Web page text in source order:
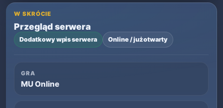
W SKRÓCIE
Przegląd serwera
Dodatkowy wpis serwera Online / już otwarty
GRA
MU Online